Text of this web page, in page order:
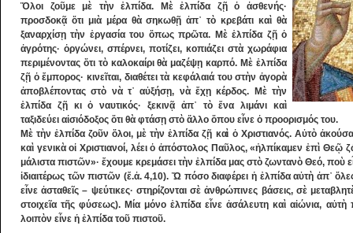
Ὅλοι ζοῦμε μὲ τὴν ἐλπίδα. Μὲ ἐλπίδα ζῇ ὁ ἀσθενής·
προσδοκᾷ ὅτι μιὰ μέρα θὰ σηκωθῇ ἀπ᾽ τὸ κρεβάτι καὶ θὰ
ξαναρχίσῃ τὴν ἐργασία του ὅπως πρῶτα. Μὲ ἐλπίδα ζῇ ὁ
ἀγρότης· ὀργώνει, σπέρνει, ποτίζει, κοπιάζει στὰ χωράφια
περιμένοντας ὅτι τὸ καλοκαίρι θὰ μαζέψῃ καρπό. Μὲ ἐλπίδα
ζῇ ὁ ἔμπορος· κινεῖται, διαθέτει τὰ κεφάλαιά του στὴν ἀγορὰ
ἀποβλέποντας στὸ νὰ τ᾽ αὐξήσῃ, νὰ ἔχῃ κέρδος. Μὲ τὴν
ἐλπίδα ζῇ κι ὁ ναυτικός· ξεκινᾷ ἀπ᾽ τὸ ἕνα λιμάνι καὶ
ταξιδεύει αἰσιόδοξος ὅτι θὰ φτάσῃ στὸ ἄλλο ὅπου εἶνε ὁ προορισμός του.
Μὲ τὴν ἐλπίδα ζοῦν ὅλοι, μὲ τὴν ἐλπίδα ζῇ καὶ ὁ Χριστιανός. Αὐτὸ
καὶ γενικὰ οἱ Χριστιανοί, λέει ὁ ἀπόστολος Παῦλος, «ἠλπίκαμεν ἐπὶ
μάλιστα πιστῶν»· ἔχουμε κρεμάσει τὴν ἐλπίδα μας στὸ ζωντανὸ Θεό,
ἰδιαιτέρως τῶν πιστῶν (ἔ.ἀ. 4,10). Ὤ πόσο διαφέρει ἡ ἐλπίδα αὐτὴ ἀπ᾽
εἶνε ἀσταθεῖς – ψεύτικες· στηρίζονται σὲ ἀνθρώπινες βάσεις, σὲ
στοιχεῖα τῆς φύσεως). Μία μόνο ἐλπίδα εἶνε ἀσάλευτη καὶ αἰώνια,
λοιπὸν εἶνε ἡ ἐλπίδα τοῦ πιστοῦ.